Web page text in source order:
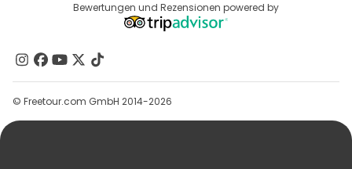
Affiliate-Programm
Reiseziele
Kontakt
Gruppen
Hilfe
Bewertungen und Rezensionen powered by
© Freetour.com GmbH 2014-2026